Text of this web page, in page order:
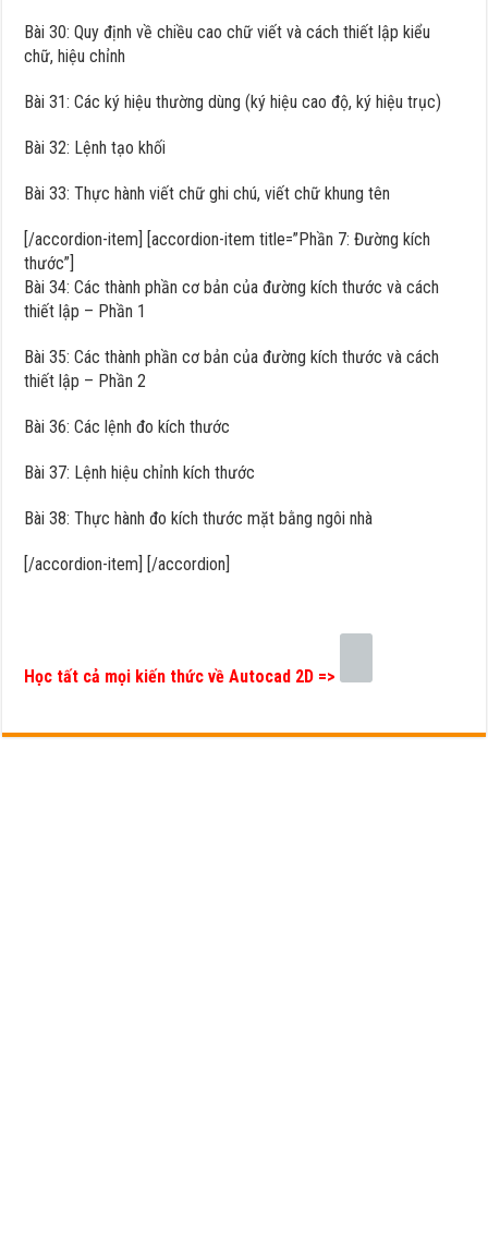
Bài 30: Quy định về chiều cao chữ viết và cách thiết lập kiểu
chữ, hiệu chỉnh
Bài 31: Các ký hiệu thường dùng (ký hiệu cao độ, ký hiệu trục)
Bài 32: Lệnh tạo khối
Bài 33: Thực hành viết chữ ghi chú, viết chữ khung tên
[/accordion-item] [accordion-item title=”Phần 7: Đường kích
thước”]
Bài 34: Các thành phần cơ bản của đường kích thước và cách
thiết lập – Phần 1
Bài 35: Các thành phần cơ bản của đường kích thước và cách
thiết lập – Phần 2
Bài 36: Các lệnh đo kích thước
Bài 37: Lệnh hiệu chỉnh kích thước
Bài 38: Thực hành đo kích thước mặt bằng ngôi nhà
[/accordion-item] [/accordion]
Học tất cả mọi kiến thức về Autocad 2D =>